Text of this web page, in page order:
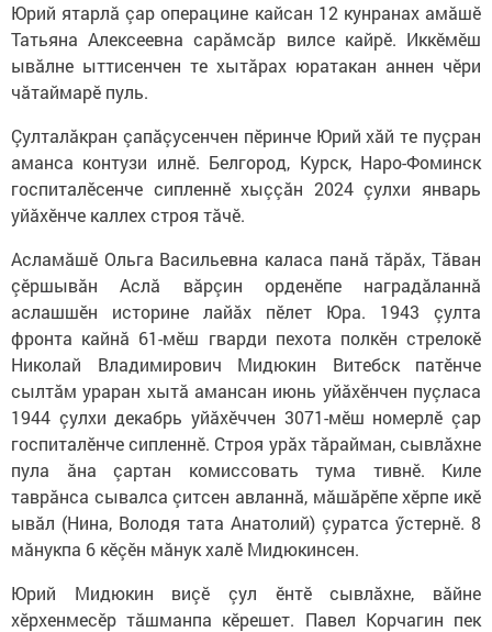
Юрий ятарлă çар операцине кайсан 12 кунранах амăшӗ
Татьяна Алексеевна сарăмсăр вилсе кайрӗ. Иккӗмӗш
ывăлне ыттисенчен те хытăрах юратакан аннен чӗри
чăтаймарӗ пуль.
Çулталăкран çапăçусенчен пӗринче Юрий хăй те пуçран
аманса контузи илнӗ. Белгород, Курск, Наро-Фоминск
госпиталӗсенче сип­леннӗ хыççăн 2024 çулхи январь
уйăхӗнче каллех строя тăчӗ.
Асламăшӗ Ольга Васильевна каласа панă тăрăх, Тăван
çӗршывăн Аслă вăрçин орденӗпе наг­радăланнă
аслашшӗн историне лайăх пӗлет Юра. 1943 çулта
фронта кайнă 61-мӗш гварди пехота полкӗн стрелокӗ
Николай Владимирович Мидюкин Витебск патӗнче
сылтăм ураран хытă амансан июнь уйăхӗнчен пуçласа
1944 çулхи декабрь уйăхӗччен 3071-мӗш номерлӗ çар
госпиталӗнче сипленнӗ. Строя урăх тăрайман, сывлăхне
пула ăна çартан комиссовать тума тивнӗ. Киле
таврăнса сывалса çитсен авланнă, мăшăрӗпе хӗрпе икӗ
ывăл (Нина, Володя тата Анатолий) çуратса ӳстернӗ. 8
мăнукпа 6 кӗçӗн мăнук халӗ Мидюкинсен.
Юрий Мидюкин виçӗ çул ӗнтӗ сывлăхне, вăйне
хӗрхенмесӗр тăшманпа кӗрешет. Павел Корчагин пек